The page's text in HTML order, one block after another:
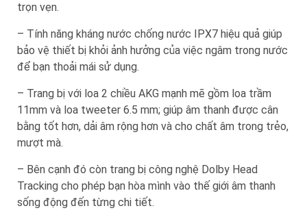
trọn vẹn.
– Tính năng kháng nước chống nước IPX7 hiệu quả giúp
bảo vệ thiết bị khỏi ảnh hưởng của việc ngâm trong nước
để bạn thoải mái sử dụng.
– Trang bị với loa 2 chiều AKG mạnh mẽ gồm loa trầm
11mm và loa tweeter 6.5 mm; giúp âm thanh được cân
bằng tốt hơn, dải âm rộng hơn và cho chất âm trong trẻo,
mượt mà.
– Bên cạnh đó còn trang bị công nghệ Dolby Head
Tracking cho phép bạn hòa mình vào thế giới âm thanh
sống động đến từng chi tiết.